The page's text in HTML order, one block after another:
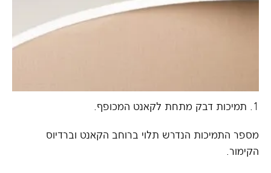
1. תמיכות דבק מתחת לקאנט המכופף.
מספר התמיכות הנדרש תלוי ברוחב הקאנט וברדיוס
הקימור.